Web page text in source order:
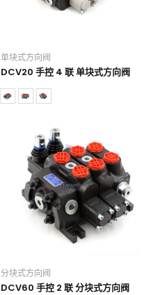
单块式方向阀
DCV20 手控 4 联 单块式方向阀
分块式方向阀
DCV60 手控 2 联 分块式方向阀